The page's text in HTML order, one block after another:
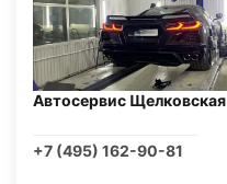
Автосервис Щелковская
+7 (495) 162-90-81